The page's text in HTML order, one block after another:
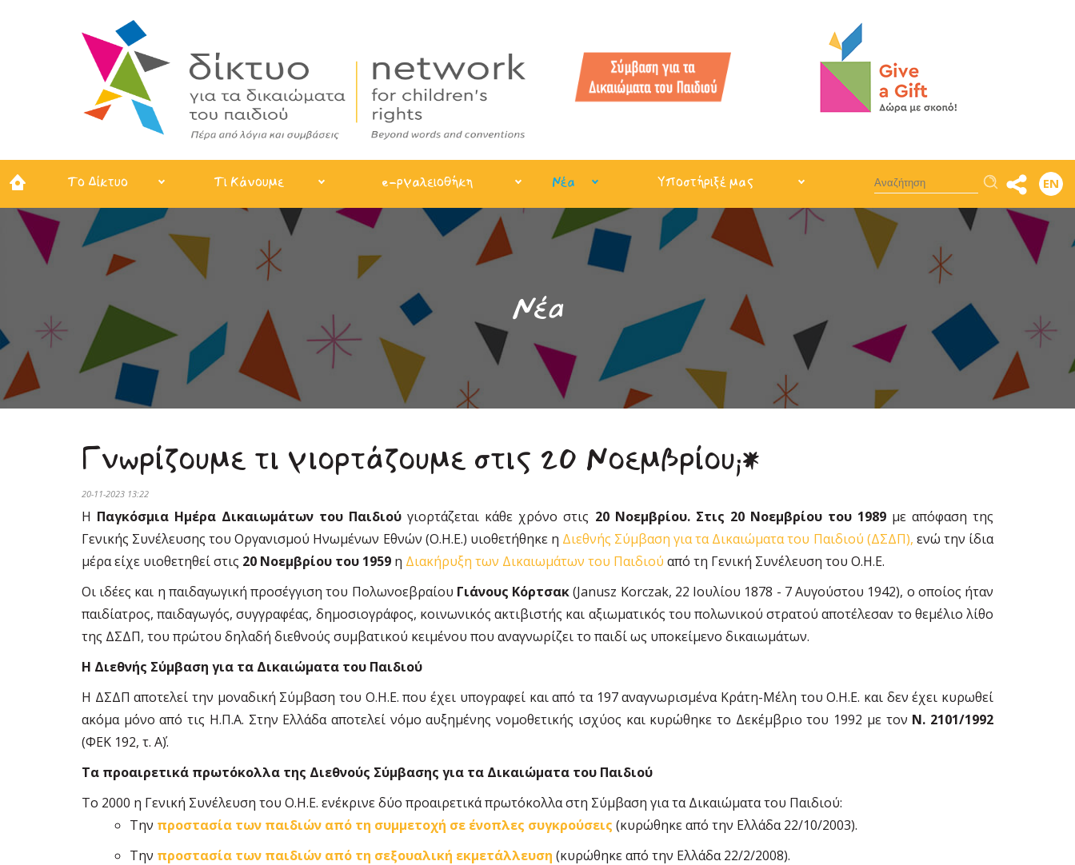
Το Δίκτυο Τι Κάνουμε e-ργαλειοθήκη Νέα Υποστήριξέ μας Αναζήτηση EN
Νέα
Γνωρίζουμε τι γιορτάζουμε στις 20 Νοεμβρίου;*
20-11-2023 13:22
Η Παγκόσμια Ημέρα Δικαιωμάτων του Παιδιού γιορτάζεται κάθε χρόνο στις 20 Νοεμβρίου. Στις 20 Νοεμβρίου του 1989 με απόφαση της
Γενικής Συνέλευσης του Οργανισμού Ηνωμένων Εθνών (Ο.Η.Ε.) υιοθετήθηκε η Διεθνής Σύμβαση για τα Δικαιώματα του Παιδιού (ΔΣΔΠ), ενώ την ίδια
μέρα είχε υιοθετηθεί στις 20 Νοεμβρίου του 1959 η Διακήρυξη των Δικαιωμάτων του Παιδιού από τη Γενική Συνέλευση του Ο.Η.Ε.
Οι ιδέες και η παιδαγωγική προσέγγιση του Πολωνοεβραίου Γιάνους Κόρτσακ(Janusz Korczak, 22 Ιουλίου 1878 - 7 Αυγούστου 1942), ο οποίος ήταν
παιδίατρος, παιδαγωγός, συγγραφέας, δημοσιογράφος, κοινωνικός ακτιβιστής και αξιωματικός του πολωνικού στρατού αποτέλεσαν το θεμέλιο λίθο
της ΔΣΔΠ, του πρώτου δηλαδή διεθνούς συμβατικού κειμένου που αναγνωρίζει το παιδί ως υποκείμενο δικαιωμάτων.
Η Διεθνής Σύμβαση για τα Δικαιώματα του Παιδιού
Η ΔΣΔΠ αποτελεί την μοναδική Σύμβαση του Ο.Η.Ε. που έχει υπογραφεί και από τα 197 αναγνωρισμένα Κράτη-Μέλη του Ο.Η.Ε. και δεν έχει κυρωθεί
ακόμα μόνο από τις Η.Π.Α. Στην Ελλάδα αποτελεί νόμο αυξημένης νομοθετικής ισχύος και κυρώθηκε το Δεκέμβριο του 1992 με τον Ν. 2101/1992
(ΦΕΚ 192, τ. Α΄).
Τα προαιρετικά πρωτόκολλα της Διεθνούς Σύμβασης για τα Δικαιώματα του Παιδιού
Το 2000 η Γενική Συνέλευση του Ο.Η.Ε. ενέκρινε δύο προαιρετικά πρωτόκολλα στη Σύμβαση για τα Δικαιώματα του Παιδιού:
Την προστασία των παιδιών από τη συμμετοχή σε ένοπλες συγκρούσεις (κυρώθηκε από την Ελλάδα 22/10/2003).
Την προστασία των παιδιών από τη σεξουαλική εκμετάλλευση (κυρώθηκε από την Ελλάδα 22/2/2008).